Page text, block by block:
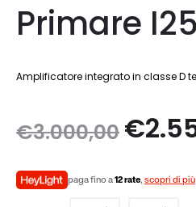
Primare I25
Amplificatore integrato in classe D
€3.000,00 Il
€
paga fino a12 rate, scopri di più